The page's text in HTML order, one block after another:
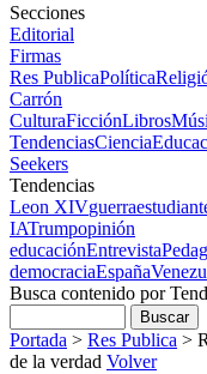
Secciones
Editorial
Firmas
Res PublicaPolítica
Carrón
CulturaFicciónLibros
TendenciasCiencia
Seekers
Tendencias
Leon XIVguerra
IATrumpopinión
educaciónEntrevista
democraciaEspaña
Busca contenido por
Portada > Res Publica >
de la verdad Volver